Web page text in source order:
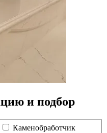
и подбор
Каменобработчик